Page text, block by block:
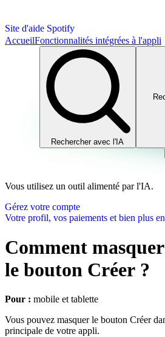
Site d'aide Spotify
AccueilFonctionnalités intégrées à l'appli
Rechercher avec l'IA
Vous utilisez un outil alimenté par l'IA.
Gérez votre compte
Votre profil, vos paiements et bien plus
Comment
le bouton Créer ?
Pour : mobile et tablette
Vous pouvez masquer le bouton Créer
principale de votre appli.